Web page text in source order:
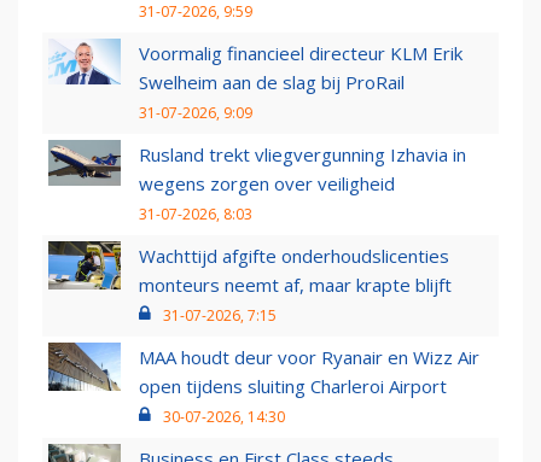
31-07-2026, 9:59
Voormalig financieel directeur KLM Erik
Swelheim aan de slag bij ProRail
31-07-2026, 9:09
Rusland trekt vliegvergunning Izhavia in
wegens zorgen over veiligheid
31-07-2026, 8:03
Wachttijd afgifte onderhoudslicenties
monteurs neemt af, maar krapte blijft
31-07-2026, 7:15
MAA houdt deur voor Ryanair en Wizz Air
open tijdens sluiting Charleroi Airport
30-07-2026, 14:30